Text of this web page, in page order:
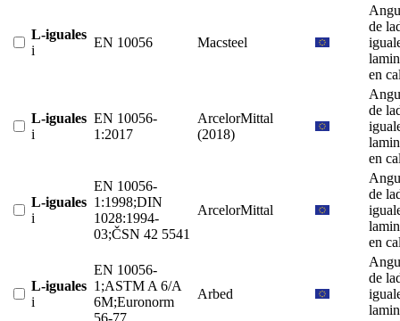
L-iguales
i
EN 10056 Macsteel
de
en
L-iguales
i
EN 10056-
1:2017
ArcelorMittal
(2018)
de
en
L-iguales
i
EN 10056-
1:1998;DIN
1028:1994-
03;ČSN 42 5541
ArcelorMittal
de
en
L-iguales
i
EN 10056-
1;ASTM A 6/A
6M;Euronorm
Arbed
de